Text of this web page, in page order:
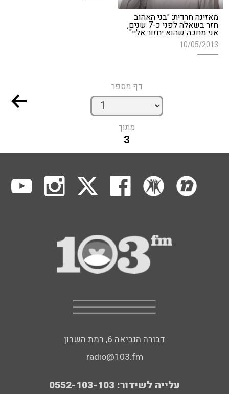
מאזינה חרדית: "בני האהוב
חזר בשאלה לפני כ-7 שנים,
אני מחכה שהוא יחזור אליי"
10/05/2013
דף מספר
מתוך
3
דבורה הנביאה 6, רמת השרון
radio@103.fm
עלייה לשידור: 0552-103-103